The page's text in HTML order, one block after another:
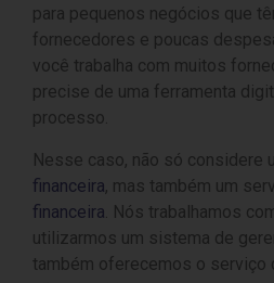
para pequenos negócios que
fornecedores e poucas
você trabalha com muitos
precise de uma ferramenta
processo.
Nesse caso, não só considere
financeira, mas também um
financeira. Nós trabalhamos
utilizarmos um sistema de
também oferecemos o serviço